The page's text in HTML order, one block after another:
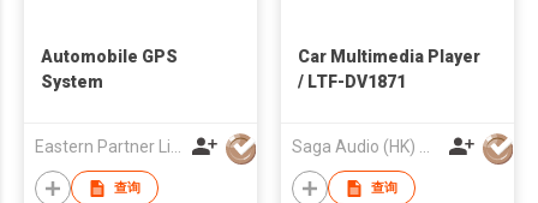
Automobile GPS
System
Eastern Partner Limited
查询
Car Multimedia Player
/ LTF-DV1871
Saga Audio (HK) Co Ltd
查询